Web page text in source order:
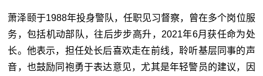
萧泽颐于1988年投身警队，任职见习督察，曾在多个岗位服
务，包括机动部队，往后步步高升，2021年6月获任命为处
长。他表示，担任处长后喜欢走在前线，聆听基层同事的声
音，也鼓励同袍勇于表达意见，尤其是年轻警员的建议，因